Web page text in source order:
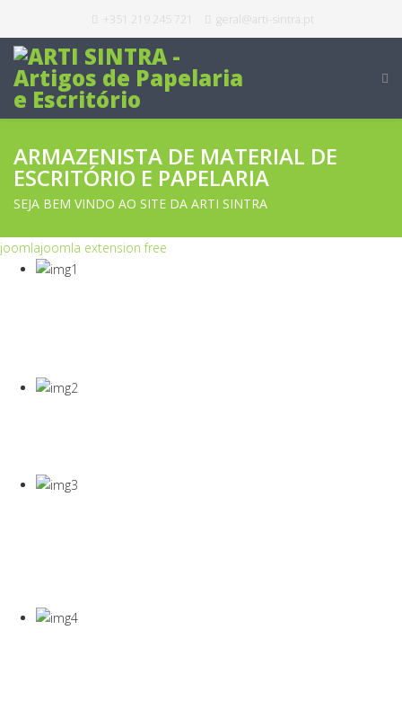
+351 219 245 721 geral@arti-sintra.pt
ARMAZENISTA DE MATERIAL DE
ESCRITÓRIO E PAPELARIA
SEJA BEM VINDO AO SITE DA ARTI SINTRA
joomlajoomla extension free